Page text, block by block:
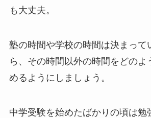
も大丈夫。
塾の時間や学校の時間は決まって
ら、その時間以外の時間をどのよ
めるようにしましょう。
中学受験を始めたばかりの頃は勉